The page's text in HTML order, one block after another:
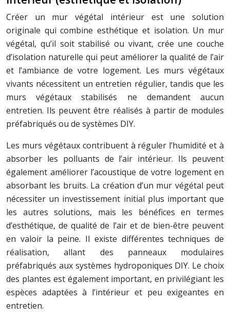
Créer un mur végétal intérieur est une solution
originale qui combine esthétique et isolation. Un mur
végétal, qu’il soit stabilisé ou vivant, crée une couche
d’isolation naturelle qui peut améliorer la qualité de l’air
et l’ambiance de votre logement. Les murs végétaux
vivants nécessitent un entretien régulier, tandis que les
murs végétaux stabilisés ne demandent aucun
entretien. Ils peuvent être réalisés à partir de modules
préfabriqués ou de systèmes DIY.
Les murs végétaux contribuent à réguler l’humidité et à
absorber les polluants de l’air intérieur. Ils peuvent
également améliorer l’acoustique de votre logement en
absorbant les bruits. La création d’un mur végétal peut
nécessiter un investissement initial plus important que
les autres solutions, mais les bénéfices en termes
d’esthétique, de qualité de l’air et de bien-être peuvent
en valoir la peine. Il existe différentes techniques de
réalisation, allant des panneaux modulaires
préfabriqués aux systèmes hydroponiques DIY. Le choix
des plantes est également important, en privilégiant les
espèces adaptées à l’intérieur et peu exigeantes en
entretien.